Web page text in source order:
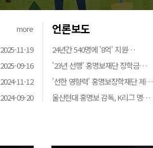
more
2025-11-19
2025-09-16
2024-11-12
2024-09-20
언론보도
24년간 540명에 '8억' 지원…
'23년 선행' 홍명보재단 장학금…
'선한 영향력' 홍명보장학재단 제…
울산현대 홍명보 감독, K리그 명…